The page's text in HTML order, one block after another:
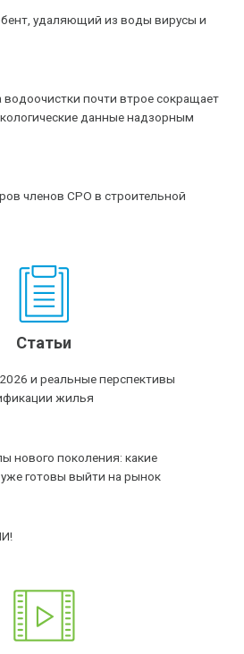
удаляющий из воды вирусы и
почти втрое сокращает
данные надзорным
членов СРО в строительной
Статьи
и реальные перспективы
жилья
нового поколения: какие
готовы выйти на рынок